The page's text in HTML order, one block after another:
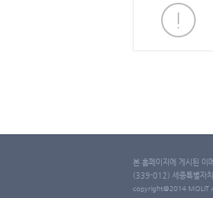
본 홈페이지에 게시된 이
(339-012) 세종특별자
copyright@2014 MOLIT